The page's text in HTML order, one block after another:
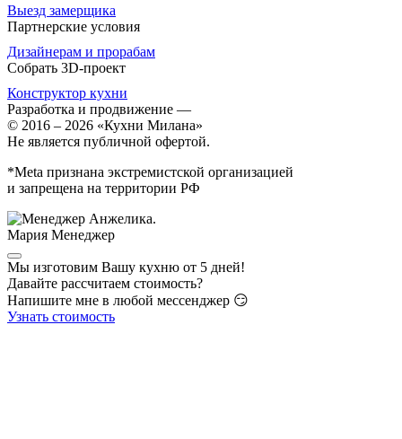
Выезд замерщика
Партнерские условия
Дизайнерам и прорабам
Собрать 3D-проект
Конструктор кухни
Разработка и продвижение —
© 2016 – 2026 «Кухни Милана»
Не является публичной офертой.
*Meta признана экстремистской организацией
и запрещена на территории РФ
Мария Менеджер
Мы изготовим Вашу кухню от 5 дней!
Давайте рассчитаем стоимость?
Напишите мне в любой мессенджер 😏
Узнать стоимость